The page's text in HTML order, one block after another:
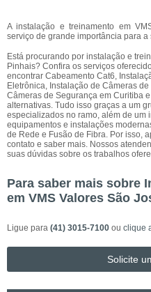
A instalação e treinamento em
serviço de grande importância para
Está procurando por instalação e
Pinhais? Confira os serviços
encontrar Cabeamento Cat6,
Eletrônica, Instalação de Câmeras
Câmeras de Segurança em Curitiba
alternativas. Tudo isso graças a um
especializados no ramo, além de um
equipamentos e instalações
de Rede e Fusão de Fibra. Por isso,
contato e saber mais. Nossos
suas dúvidas sobre os trabalhos
Para saber mais sobre
em VMS Valores São
Ligue para (41) 3015-7100 ou clique
Solicite